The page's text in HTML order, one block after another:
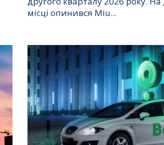
місці опинився Miu...